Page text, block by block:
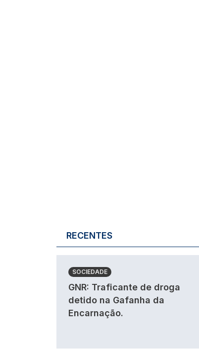
RECENTES
SOCIEDADE
GNR: Traficante de droga
detido na Gafanha da
Encarnação.